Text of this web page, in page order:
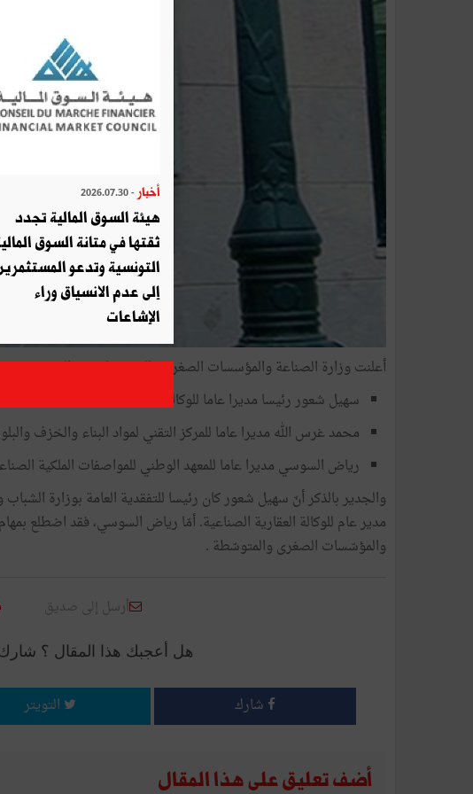
أعلنت وزارة الصناعة والمؤسسات الصغرى والمتوسطة يوم الخميس
سهيل شعور رئيسا مديرا عاما للوكالة العقارية الصناعية
محمد غرس الله مديرا عاما للمركز التقني لمواد البناء والخزف
رياض السوسي مديرا عاما للمعهد الوطني للمواصفات الملكية
والجدير بالذكر أنّ سهيل شعور كان رئيسا للتفقدية العامة بوزارة
مدير عام للوكالة العقارية الصناعية. أمّا رياض السوسي، فقد اضطلع
والمؤسّسات الصغرى والمتوسّطة .
أرسل إلى صديق
هل أعجبك هذا المقال ؟
شارك التويتر
أضف تعليق على هذا المقال
أخبار - 2026.07.30
هيئة السوق المالية تجدد
ثقتها في متانة السوق
التونسية وتدعو
إلى عدم الانسياق وراء
الإشاعات